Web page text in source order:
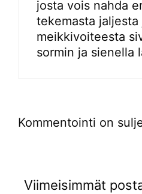
josta vois nahda
tekemasta jaljesta
meikkivoiteesta
sormin ja sienella
Kommentointi on
Viimeisimmät